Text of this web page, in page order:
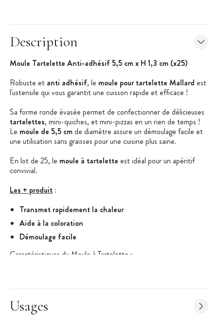
Description
Moule Tartelette Anti-adhésif 5,5 cm x H 1,3 cm (x25)
Robuste et anti adhésif, le moule pour tartelette Mallard est
l'ustensile qui vous garantit une cuisson rapide et efficace !
Sa forme ronde évasée permet de confectionner de délicieuses
tartelettes, mini-quiches, et mini-pizzas en un rien de temps !
Le moule de 5,5 cm de diamètre assure un démoulage facile et
une utilisation sans graisses pour une cuisine plus saine.
En lot de 25, le moule à tartelette est idéal pour un apéritif
convivial.
Les + produit :
Transmet rapidement la chaleur
Aide à la coloration
Démoulage facile
Caractéristiques du Moule à Tartelette :
Diamètre : 5,5 cm
Hauteur : 1,3 cm
Usages